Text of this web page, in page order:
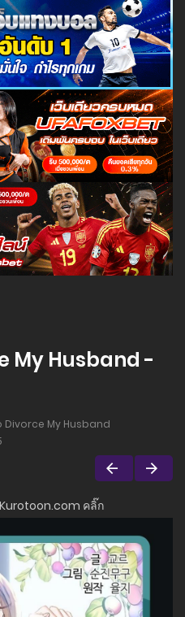
My Husband -
Divorce My Husband
คลิ๊ก